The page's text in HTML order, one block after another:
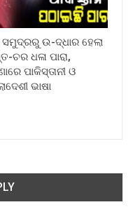
ଉ-ଦ୍ଧାର ହେଲା
ଚର ଧଳା ପାରା,
ପାକିସ୍ତାନୀ ଓ
ଭାଷା